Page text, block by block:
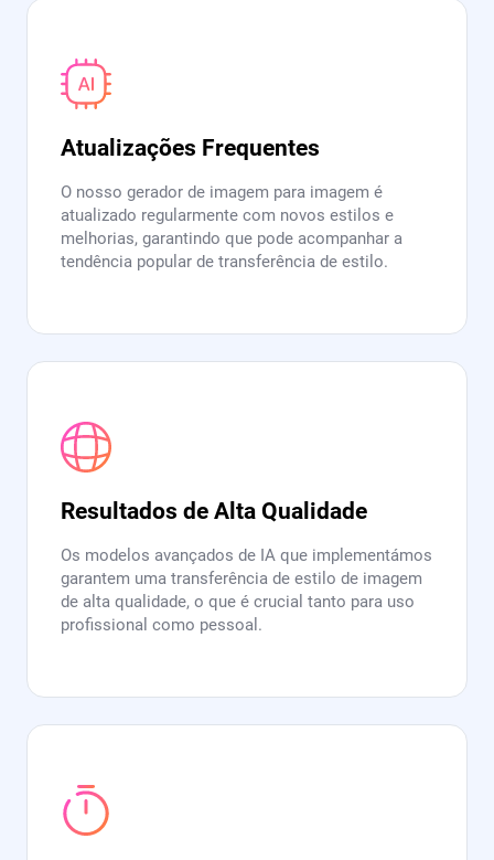
Atualizações Frequentes
O nosso gerador de imagem para imagem é
atualizado regularmente com novos estilos e
melhorias, garantindo que pode acompanhar a
tendência popular de transferência de estilo.
Resultados de Alta Qualidade
Os modelos avançados de IA que implementámos
garantem uma transferência de estilo de imagem
de alta qualidade, o que é crucial tanto para uso
profissional como pessoal.